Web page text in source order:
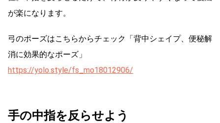
が楽になります。
弓のポーズはこちらからチェック「背中シェイプ、便秘解
消に効果的なポーズ」
https://yolo.style/fs_mo18012906/
手の中指を反らせよう